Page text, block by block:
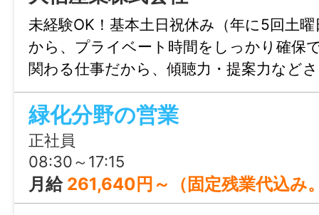
・試用期間： 3ヶ月
・試用期間中の労働条件：同条件
・雇用期間の定め：なし
・定年制：あり（65歳）
・再雇用制度：あり（70歳）
・固定残業代制：なし
・無料駐車場、駐輪場あり
・6月～10月はドリンク飲み放題
・社員旅行あり
未経験OK！基本土日祝休み（年に5回土
から、プライベート時間をしっかり確保
関わる仕事だから、傾聴力・提案力など
ルを身につけらますよ。
緑化分野の営業
正社員
08:30～17:15
月給 261,640円～（固定残業代込み。詳細は